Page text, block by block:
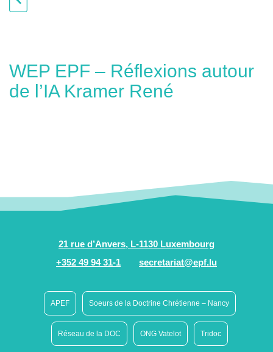
WEP EPF – Réflexions autour
de l’IA Kramer René
21 rue d’Anvers, L-1130 Luxembourg
+352 49 94 31-1
secretariat@epf.lu
APEF Soeurs de la Doctrine Chrétienne – Nancy
Réseau de la DOC ONG Vatelot Tridoc